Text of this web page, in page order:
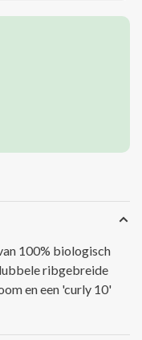
100% biologisch
ribgebreide
en een 'curly 10'